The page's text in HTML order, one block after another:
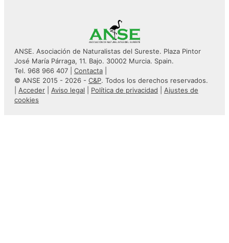
ANSE. Asociación de Naturalistas del Sureste. Plaza Pintor
José María Párraga, 11. Bajo. 30002 Murcia. Spain.
Tel. 968 966 407 | Contacta
© ANSE 2015 - 2026 - C&P. Todos los derechos reservados.
Acceder Aviso legal Política de privacidad
Ajustes de
cookies